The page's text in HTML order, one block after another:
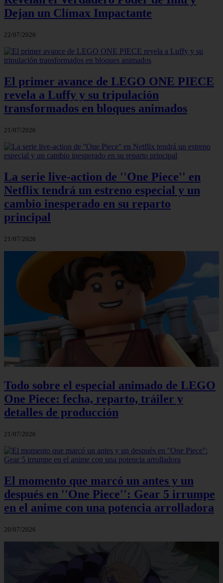
Dejan un Clímax Impactante
22/07/2026
El primer avance de LEGO ONE PIECE
revela a Luffy y su tripulación
transformados en bloques animados
21/07/2026
La serie live-action de ''One Piece'' en
Netflix tendrá un estreno especial y un
cambio inesperado en su reparto
principal
21/07/2026
Todo sobre el especial animado de LEGO
One Piece: fecha, reparto, tráiler y
detalles de producción
21/07/2026
El momento que marcó un antes y un
después en ''One Piece'': Gear 5 irrumpe
en el anime con una potencia arrolladora
20/07/2026